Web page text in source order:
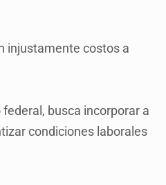
injustamente costos a
busca incorporar a
condiciones laborales